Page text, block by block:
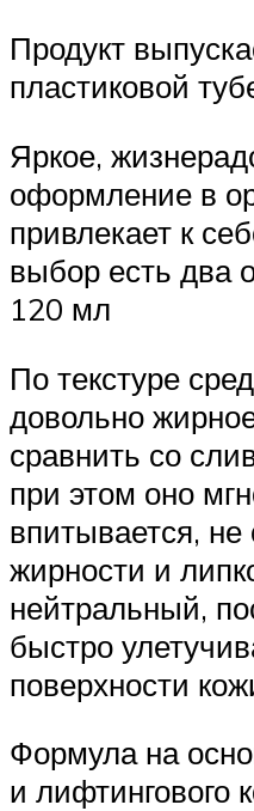
Продукт
пластиковой
Яркое,
оформление в
привлекает к
выбор есть два
120 мл
По текстуре
довольно
сравнить со
при этом оно
впитывается, не
жирности и
нейтральный,
быстро
поверхности
Формула на
и лифтингового